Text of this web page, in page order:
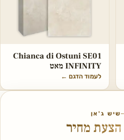
Chianca di Ostuni SE01
INFINITY מאט
לעמוד הדגם ←
שיש ג'אן
הצעת מחיר